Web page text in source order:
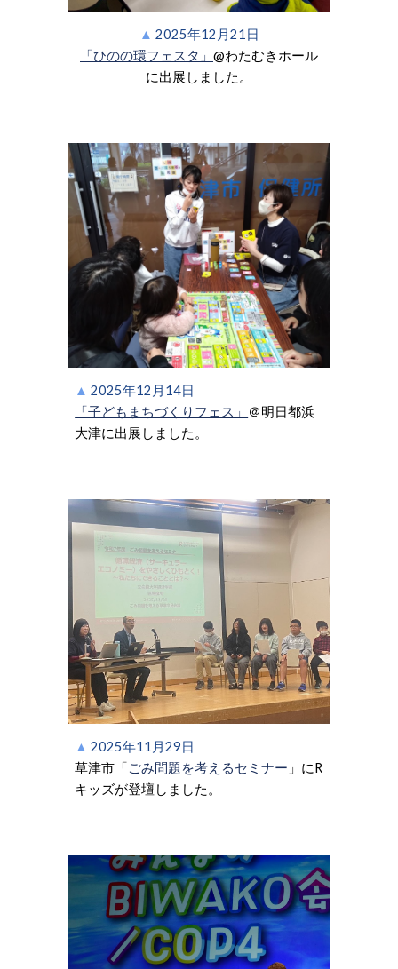
▲ 2025年12月21日
「ひのの環フェスタ」 @わたむきホール
に出展しました。
▲2025年12月14日
「子どもまちづくりフェス」
＠明日都浜
大津に出展しました。
▲2025年11 月29日
草津市 「ごみ問題を考えるセミナー 」 にR
キッズが登壇しました。